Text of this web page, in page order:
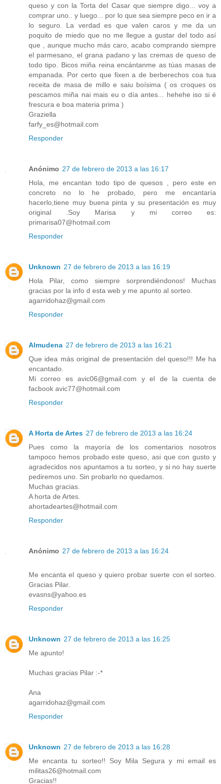
queso y con la Torta del Casar que siempre digo... voy a
comprar uno.. y luego... por lo que sea siempre peco en ir a
lo seguro. La verdad es que valen caros y me da un
poquito de miedo que no me llegue a gustar del todo así
que , aunque mucho más caro, acabo comprando siempre
el parmesano, el grana padano y las cremas de queso de
todo tipo. Bicos miña reina encántanme as túas masas de
empanada. Por certo que fixen a de berberechos coa tua
receita de masa de millo e saiu boísima ( os croques os
pescamos miña nai mais eu o día antes... hehehe iso si é
frescura e boa materia prima )
Graziella
farfy_es@hotmail.com
Responder
Anónimo 27 de febrero de 2013 a las 16:17
Hola, me encantan todo tipo de quesos , pero este en
concreto no lo he probado, pero me encantaría
hacerlo,tiene muy buena pinta y su presentación es muy
original .Soy Marisa y mi correo es:
primarisa07@hotmail.com
Responder
Unknown 27 de febrero de 2013 a las 16:19
Hola Pilar, como siempre sorprendiéndonos! Muchas
gracias por la info d esta web y me apunto al sorteo.
agarridohaz@gmail.com
Responder
Almudena 27 de febrero de 2013 a las 16:21
Que idea más original de presentación del queso!!! Me ha
encantado.
Mi correo es avic06@gmail.com y el de la cuenta de
facbook avic77@hotmail.com
Responder
A Horta de Artes 27 de febrero de 2013 a las 16:24
Pues como la mayoría de los comentarios nosotros
tampoco hemos probado este queso, asi que con gusto y
agradecidos nos apuntamos a tu sorteo, y si no hay suerte
pediremos uno. Sin probarlo no quedamos.
Muchas gracias.
A horta de Artes.
ahortadeartes@hotmail.com
Responder
Anónimo 27 de febrero de 2013 a las 16:24
Me encanta el queso y quiero probar suerte con el sorteo.
Gracias Pilar.
evasns@yahoo.es
Responder
Unknown 27 de febrero de 2013 a las 16:25
Me apunto!
Muchas gracias Pilar :-*
Ana
agarridohaz@gmail.com
Responder
Unknown 27 de febrero de 2013 a las 16:28
Me encanta tu sorteo!! Soy Mila Segura y mi email es
militas26@hotmail.com
Gracias!!